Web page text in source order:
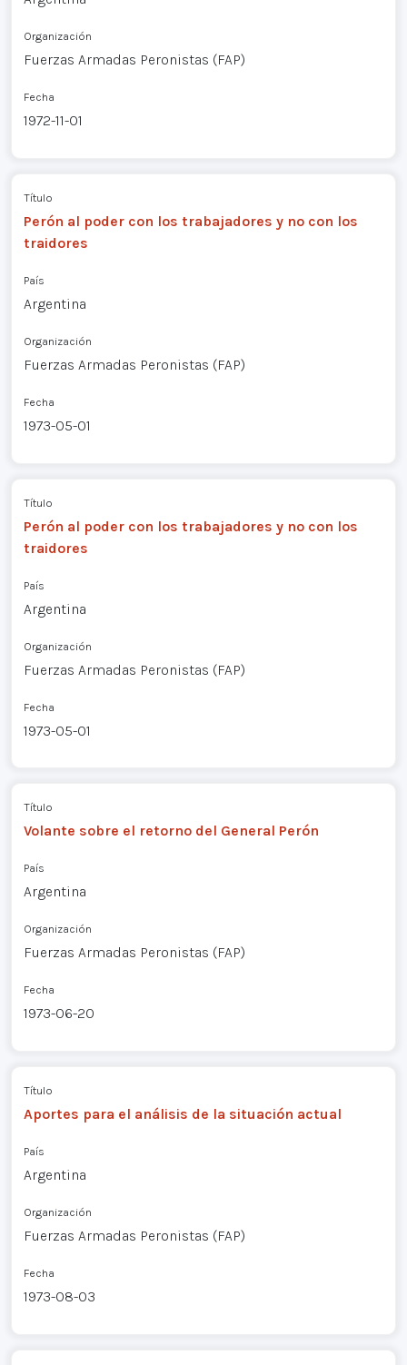
Organización
Fuerzas Armadas Peronistas (FAP)
Fecha
1972-11-01
Título
Perón al poder con los trabajadores y no con los
traidores
País
Argentina
Organización
Fuerzas Armadas Peronistas (FAP)
Fecha
1973-05-01
Título
Perón al poder con los trabajadores y no con los
traidores
País
Argentina
Organización
Fuerzas Armadas Peronistas (FAP)
Fecha
1973-05-01
Título
Volante sobre el retorno del General Perón
País
Argentina
Organización
Fuerzas Armadas Peronistas (FAP)
Fecha
1973-06-20
Título
Aportes para el análisis de la situación actual
País
Argentina
Organización
Fuerzas Armadas Peronistas (FAP)
Fecha
1973-08-03